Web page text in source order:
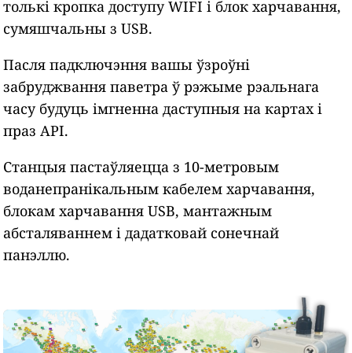
толькі кропка доступу WIFI і блок харчавання,
сумяшчальны з USB.
Пасля падключэння вашы ўзроўні
забруджвання паветра ў рэжыме рэальнага
часу будуць імгненна даступныя на картах і
праз API.
Станцыя пастаўляецца з 10-метровым
воданепранікальным кабелем харчавання,
блокам харчавання USB, мантажным
абсталяваннем і дадатковай сонечнай
панэллю.